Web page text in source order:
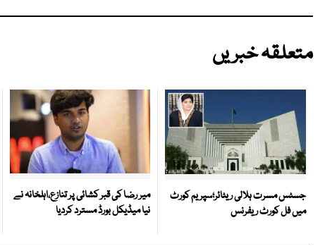
متعلقہ خبریں
جسٹس مسرت ہلالی ریٹائر؛سپریم کورٹ
میں فل کورٹ ریفرنس
میر رضا کی قبر کشائی پر تنازع،اہلخانہ نے
نیا میڈیکل بورڈ مسترد کردیا